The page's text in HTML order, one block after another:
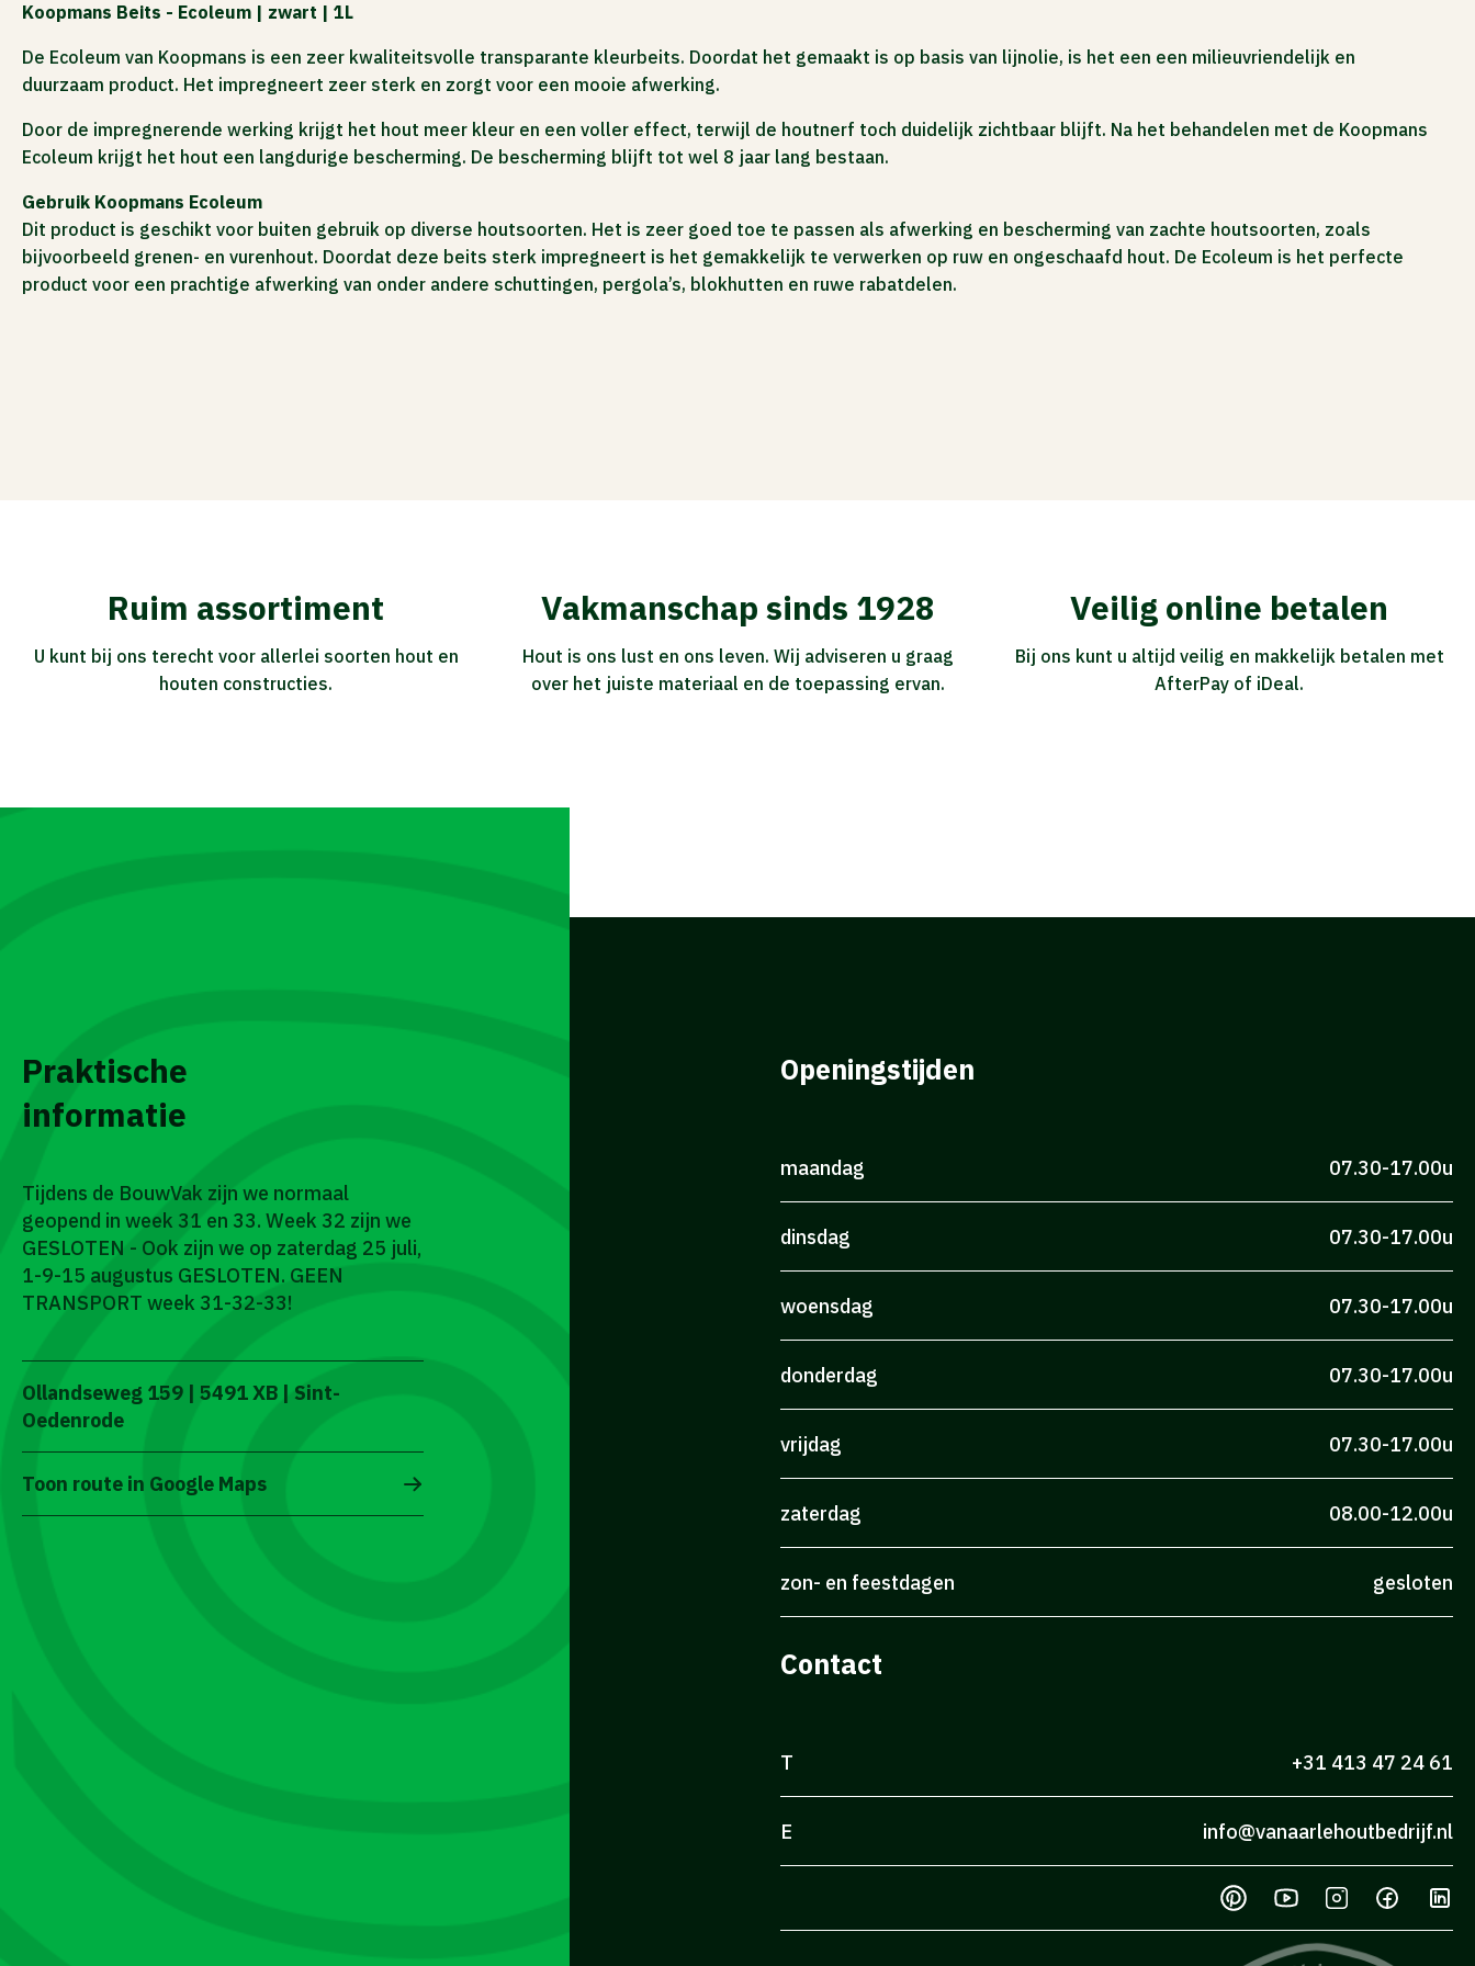
ACTIES
Koopmans Beits - Ecoleum | zwart | 1L
De Ecoleum van Koopmans is een zeer kwaliteitsvolle transparante kleurbeits. Doordat het gemaakt is op basis van lijnolie, is het een een milieuvriendelijk en
duurzaam product. Het impregneert zeer sterk en zorgt voor een mooie afwerking.
Door de impregnerende werking krijgt het hout meer kleur en een voller effect, terwijl de houtnerf toch duidelijk zichtbaar blijft. Na het behandelen met de Koopmans
Ecoleum krijgt het hout een langdurige bescherming. De bescherming blijft tot wel 8 jaar lang bestaan.
Gebruik Koopmans Ecoleum
Dit product is geschikt voor buiten gebruik op diverse houtsoorten. Het is zeer goed toe te passen als afwerking en bescherming van zachte houtsoorten, zoals
bijvoorbeeld grenen- en vurenhout. Doordat deze beits sterk impregneert is het gemakkelijk te verwerken op ruw en ongeschaafd hout. De Ecoleum is het perfecte
product voor een prachtige afwerking van onder andere schuttingen, pergola’s, blokhutten en ruwe rabatdelen.
Ruim assortiment
U kunt bij ons terecht voor allerlei soorten hout en
houten constructies.
Vakmanschap sinds 1928
Hout is ons lust en ons leven. Wij adviseren u graag
over het juiste materiaal en de toepassing ervan.
Veilig online betalen
Bij ons kunt u altijd veilig en makkelijk betalen met
AfterPay of iDeal.
Praktische
informatie
Tijdens de BouwVak zijn we normaal
geopend in week 31 en 33. Week 32 zijn we
GESLOTEN - Ook zijn we op zaterdag 25 juli,
1-9-15 augustus GESLOTEN. GEEN
TRANSPORT week 31-32-33!
Ollandseweg 159 | 5491 XB | Sint-
Oedenrode
Toon route in Google Maps
Openingstijden
maandag 07.30-17.00u
dinsdag 07.30-17.00u
woensdag 07.30-17.00u
donderdag 07.30-17.00u
vrijdag 07.30-17.00u
zaterdag 08.00-12.00u
zon- en feestdagen gesloten
Contact
T +31 413 47 24 61
E info@vanaarlehoutbedrijf.nl